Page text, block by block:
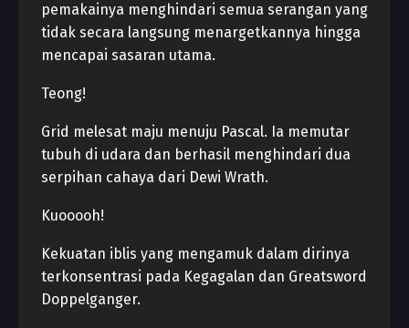
pemakainya menghindari semua serangan yang
tidak secara langsung menargetkannya hingga
mencapai sasaran utama.
Teong!
Grid melesat maju menuju Pascal. Ia memutar
tubuh di udara dan berhasil menghindari dua
serpihan cahaya dari Dewi Wrath.
Kuooooh!
Kekuatan iblis yang mengamuk dalam dirinya
terkonsentrasi pada Kegagalan dan Greatsword
Doppelganger.